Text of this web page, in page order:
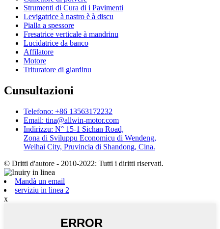
Strumenti di Cura di i Pavimenti
Levigatrice à nastro è à discu
Pialla a spessore
Fresatrice verticale à mandrinu
Lucidatrice da banco
Affilatore
Motore
Trituratore di giardinu
Cunsultazioni
Telefono: +86 13563172232
Email: tina@allwin-motor.com
Indirizzu: N° 15-1 Sichan Road,
Zona di Sviluppu Economicu di Wendeng,
Weihai City, Pruvincia di Shandong, Cina.
© Dritti d'autore - 2010-2022: Tutti i diritti riservati.
Mandà un email
serviziu in linea 2
x